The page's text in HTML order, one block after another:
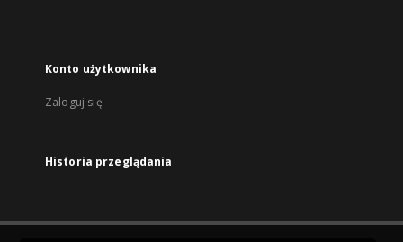
Konto użytkownika
Zaloguj się
Historia przeglądania